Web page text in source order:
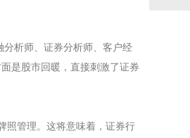
析师、证券分析师、客户经
是股市回暖，直接刺激了证券
管理。这将意味着，证券行